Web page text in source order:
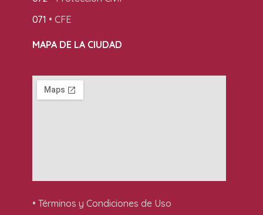
071 • CFE
MAPA DE LA CIUDAD
• Términos y Condiciones de Uso